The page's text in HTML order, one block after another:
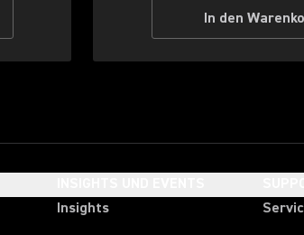
In den
Insights